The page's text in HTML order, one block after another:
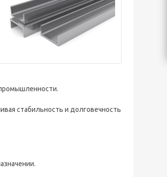
стабильность и долговечность